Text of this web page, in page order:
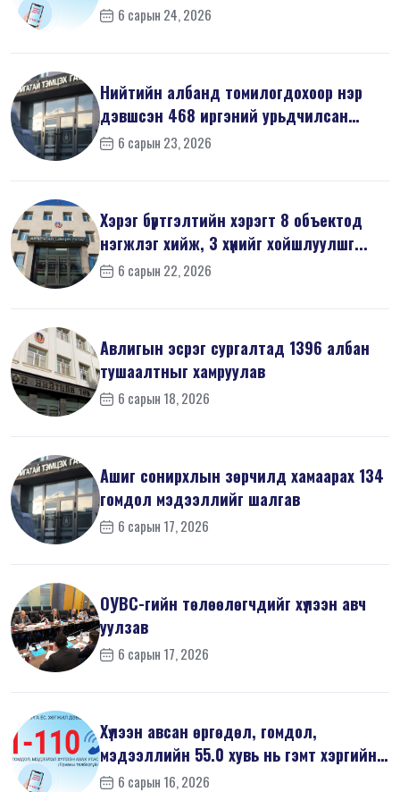
6 сарын 24, 2026
Нийтийн албанд томилогдохоор нэр
дэвшсэн 468 иргэний урьдчилсан
мэдүүл...
6 сарын 23, 2026
Хэрэг бүртгэлтийн хэрэгт 8 объектод
нэгжлэг хийж, 3 хүнийг хойшлуулшг...
6 сарын 22, 2026
Авлигын эсрэг сургалтад 1396 албан
тушаалтныг хамруулав
6 сарын 18, 2026
Ашиг сонирхлын зөрчилд хамаарах 134
гомдол мэдээллийг шалгав
6 сарын 17, 2026
ОУВС-гийн төлөөлөгчдийг хүлээн авч
уулзав
6 сарын 17, 2026
Хүлээн авсан өргөдөл, гомдол,
мэдээллийн 55.0 хувь нь гэмт хэргийн
шин...
6 сарын 16, 2026